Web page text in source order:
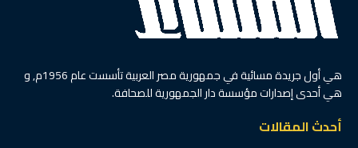
هي أول جريدة مسائية في جمهورية مصر العربية تأسست عام 1956م, و
هي أحدى إصدارات مؤسسة دار الجمهورية للصحافة.
أحدث المقالات